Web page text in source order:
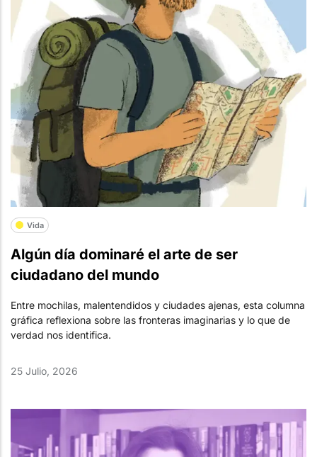
Vida
Algún día dominaré el arte de ser
ciudadano del mundo
Entre mochilas, malentendidos y ciudades ajenas, esta columna
gráfica reflexiona sobre las fronteras imaginarias y lo que de
verdad nos identifica.
25 Julio, 2026